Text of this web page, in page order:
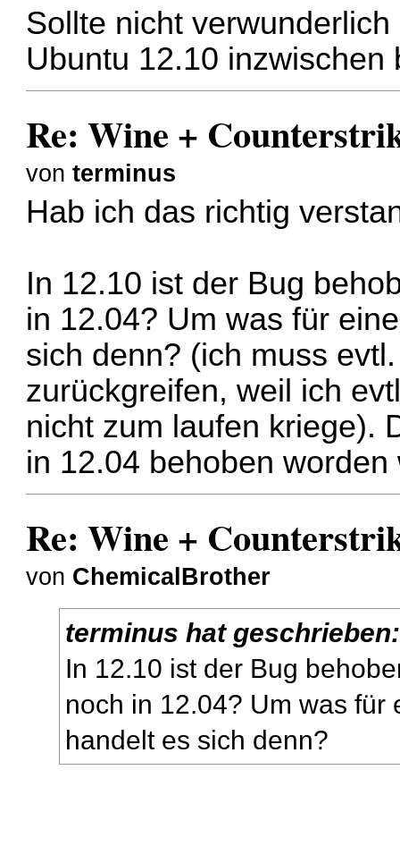
Sollte nicht
Ubuntu 12.10 inzwischen
Re: Wine +
vonterminus
Hab ich das richtig
In 12.10 ist der Bug
in 12.04? Um was für
sich denn? (ich muss
zurückgreifen, weil ich
nicht zum laufen kriege).
in 12.04 behoben worden
Re: Wine +
von ChemicalBrother
terminus hat geschrieben:
In 12.10 ist der Bug
noch in 12.04? Um was für
handelt es sich denn?